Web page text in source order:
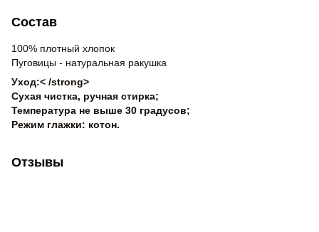
Состав
100% плотный хлопок
Пуговицы - натуральная ракушка
Уход:< /strong>
Сухая чистка, ручная стирка;
Температура не выше 30 градусов;
Режим глажки: котон.
Отзывы